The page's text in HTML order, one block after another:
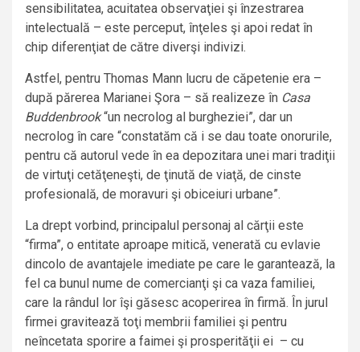
sensibilitatea, acuitatea observaţiei şi înzestrarea
intelectuală – este perceput, înţeles şi apoi redat în
chip diferenţiat de către diverşi indivizi.
Astfel, pentru Thomas Mann lucru de căpetenie era –
după părerea Marianei Şora – să realizeze în Casa
Buddenbrook“un necrolog al burgheziei”, dar un
necrolog în care “constatăm că i se dau toate onorurile,
pentru că autorul vede în ea depozitara unei mari tradiţii
de virtuţi cetăţeneşti, de ţinută de viaţă, de cinste
profesională, de moravuri şi obiceiuri urbane”.
La drept vorbind, principalul personaj al cărţii este
“firma”, o entitate aproape mitică, venerată cu evlavie
dincolo de avantajele imediate pe care le garantează, la
fel ca bunul nume de comercianţi şi ca vaza familiei,
care la rândul lor îşi găsesc acoperirea în firmă. În jurul
firmei gravitează toţi membrii familiei şi pentru
neîncetata sporire a faimei şi prosperităţii ei – cu